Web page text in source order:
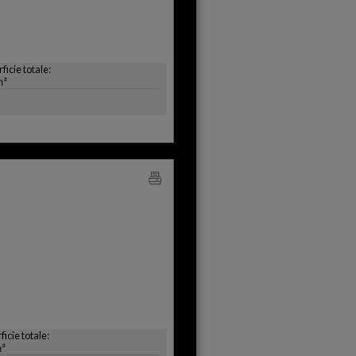
totale:
totale: